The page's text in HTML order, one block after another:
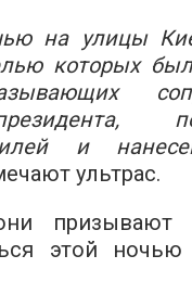
на улицы
которых
и
ультрас.
призывают
этой